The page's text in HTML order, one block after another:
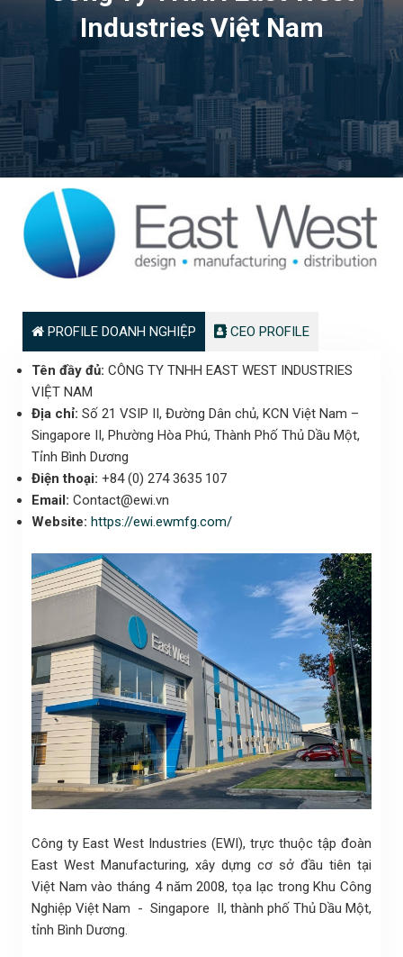
Industries Việt Nam
PROFILE DOANH NGHIỆP CEO PROFILE
Tên đầy đủ: CÔNG TY TNHH EAST WEST INDUSTRIES
VIỆT NAM
Địa chỉ: Số 21 VSIP II, Đường Dân chủ, KCN Việt Nam –
Singapore II, Phường Hòa Phú, Thành Phố Thủ Dầu Một,
Tỉnh Bình Dương
Điện thoại: +84 (0) 274 3635 107
Email: Contact@ewi.vn
Website: https://ewi.ewmfg.com/
Công ty East West Industries (EWI), trực thuộc tập đoàn
East West Manufacturing, xây dựng cơ sở đầu tiên tại
Việt Nam vào tháng 4 năm 2008, tọa lạc trong Khu Công
Nghiệp Việt Nam - Singapore II, thành phố Thủ Dầu Một,
tỉnh Bình Dương.